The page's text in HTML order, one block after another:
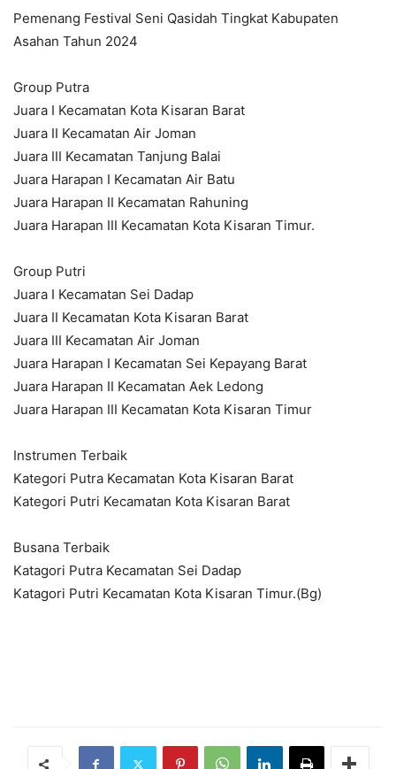
Pemenang Festival Seni Qasidah Tingkat Kabupaten
Asahan Tahun 2024
Group Putra
Juara I Kecamatan Kota Kisaran Barat
Juara II Kecamatan Air Joman
Juara III Kecamatan Tanjung Balai
Juara Harapan I Kecamatan Air Batu
Juara Harapan II Kecamatan Rahuning
Juara Harapan III Kecamatan Kota Kisaran Timur.
Group Putri
Juara I Kecamatan Sei Dadap
Juara II Kecamatan Kota Kisaran Barat
Juara III Kecamatan Air Joman
Juara Harapan I Kecamatan Sei Kepayang Barat
Juara Harapan II Kecamatan Aek Ledong
Juara Harapan III Kecamatan Kota Kisaran Timur
Instrumen Terbaik
Kategori Putra Kecamatan Kota Kisaran Barat
Kategori Putri Kecamatan Kota Kisaran Barat
Busana Terbaik
Katagori Putra Kecamatan Sei Dadap
Katagori Putri Kecamatan Kota Kisaran Timur.(Bg)